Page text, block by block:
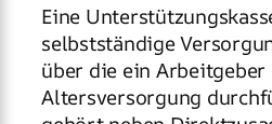
Eine
selbstständige
über die ein
Altersversorgung